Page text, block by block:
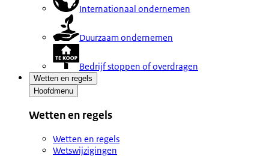
Internationaal ondernemen
Duurzaam ondernemen
Bedrijf stoppen of overdragen
Wetten en regels
Hoofdmenu
Wetten en regels
Wetten en regels
Wetswijzigingen